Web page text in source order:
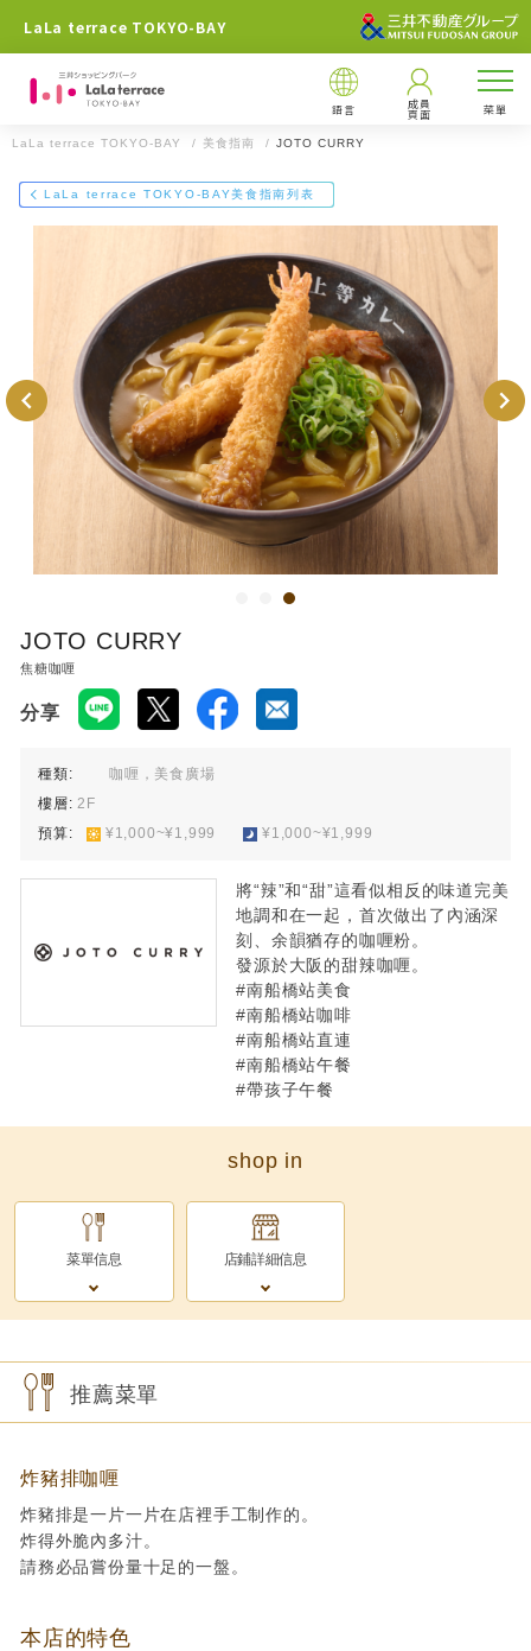
LaLa terrace TOKYO-BAY
語言 成員
頁面 菜單
LaLa terrace TOKYO-BAY
〒273-0013千葉縣船橋市若松二丁目2番1號
[餐廳營業時間]
00
※部分店舖營業時間不同。
※最後點單根據店鋪有所不同。
LaLa terrace TOKYO-BAY網站
店鋪信息
喬托·庫裡
千葉縣船橋市若松2-2-1
https://mitsui-shopping-park.com/gourmet/lalaport/lalat-tokyoba
y/g0046000000020200/
通過電子郵件發送 在Facebook上分享 用LINE發送
LaLa terrace TOKYO-BAY 美食指南 JOTO CURRY
LaLa terrace TOKYO-BAY美食指南列表
JOTO CURRY
焦糖咖喱
分享
種類:
咖喱，美食廣場
樓層: 2F
預算:
¥1,000~¥1,999 ¥1,000~¥1,999
將“辣”和“甜”這看似相反的味道完美
地調和在一起，首次做出了內涵深
刻、余韻猶存的咖喱粉。
發源於大阪的甜辣咖喱。
#南船橋站美食
#南船橋站咖啡
#南船橋站直連
#南船橋站午餐
#帶孩子午餐
shop in
菜單信息 店鋪詳細信息
推薦菜單
炸豬排咖喱
炸豬排是一片一片在店裡手工制作的。
炸得外脆內多汁。
請務必品嘗份量十足的一盤。
本店的特色